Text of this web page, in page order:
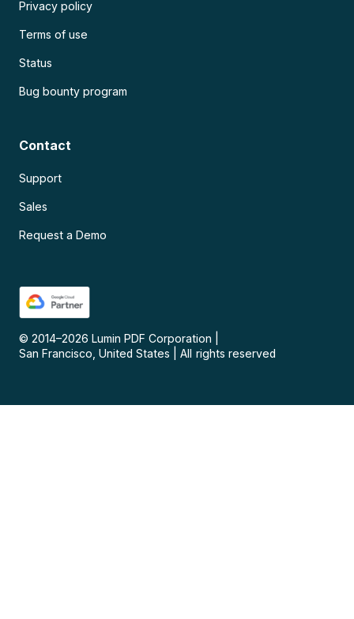
Privacy policy
Terms of use
Status
Bug bounty program
Contact
Support
Sales
Request a Demo
© 2014–2026 Lumin PDF Corporation
San Francisco, United States
All rights reserved